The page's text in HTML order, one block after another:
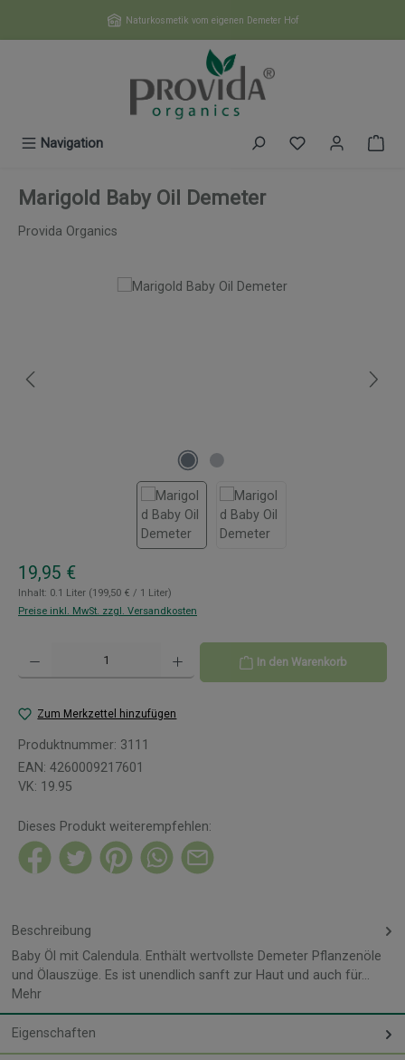
Zum Hauptinhalt springenNaturkosmetik vom eigenen Demeter Hof
Navigation Du hast 0
Marigold Baby Oil Demeter
Provida Organics
Bildergalerie überspringen
Regulärer Preis:
19,95 €
Inhalt: 0.1 Liter (199,50 € / 1 Liter)
Preise inkl. MwSt. zzgl. Versandkosten
Produkt Anzahl: Gib den gewünschten Wert ein oder benutze die Schaltflächen
In den Warenkorb
Zum Merkzettel hinzufügen
Produktnummer: 3111
EAN: 4260009217601
VK: 19.95
Dieses Produkt weiterempfehlen:
Beschreibung
Baby Öl mit Calendula. Enthält wertvollste Demeter Pflanzenöle
und Ölauszüge. Es ist unendlich sanft zur Haut und auch für…
Mehr
Eigenschaften